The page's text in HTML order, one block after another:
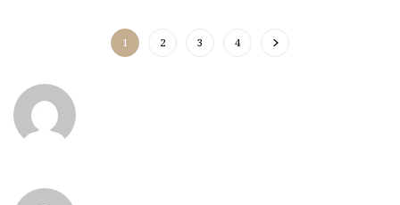
1 2 3 4